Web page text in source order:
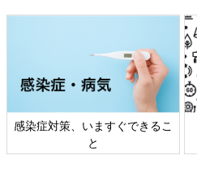
感染症対策、いますぐできるこ
と